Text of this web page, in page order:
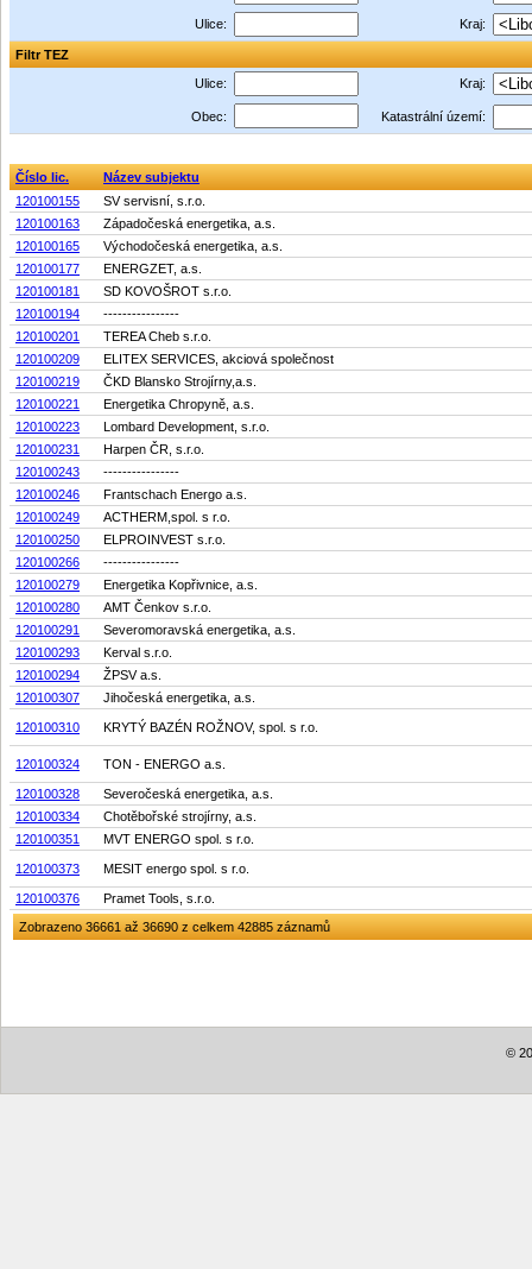
Ulice: Kraj:
Filtr TEZ
Ulice:
Kraj:
Obec: Katastrální území:
Číslo lic.
Název subjektu
120100155
SV servisní, s.r.o.
120100163
Západočeská energetika, a.s.
120100165
Východočeská energetika, a.s.
120100177
ENERGZET, a.s.
120100181
SD KOVOŠROT s.r.o.
120100194
----------------
120100201
TEREA Cheb s.r.o.
120100209
ELITEX SERVICES, akciová společnost
120100219
ČKD Blansko Strojírny,a.s.
120100221
Energetika Chropyně, a.s.
120100223
Lombard Development, s.r.o.
120100231
Harpen ČR, s.r.o.
120100243
----------------
120100246
Frantschach Energo a.s.
120100249
ACTHERM,spol. s r.o.
120100250
ELPROINVEST s.r.o.
120100266
----------------
120100279
Energetika Kopřivnice, a.s.
120100280
AMT Čenkov s.r.o.
120100291
Severomoravská energetika, a.s.
120100293
Kerval s.r.o.
120100294
ŽPSV a.s.
120100307
Jihočeská energetika, a.s.
120100310 KRYTÝ BAZÉN ROŽNOV, spol. s r.o.
120100324 TON - ENERGO a.s.
120100328
Severočeská energetika, a.s.
120100334
Chotěbořské strojírny, a.s.
120100351
MVT ENERGO spol. s r.o.
120100373 MESIT energo spol. s r.o.
120100376
Pramet Tools, s.r.o.
Zobrazeno 36661 až 36690 z celkem 42885 záznamů
©